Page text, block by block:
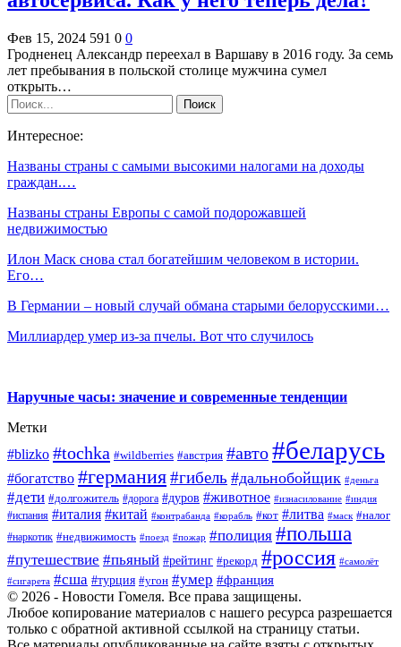
Фев 15, 2024 591 0 0
Гродненец Александр переехал в Варшаву в 2016 году. За семь
лет пребывания в польской столице мужчина сумел
открыть…
Интересное:
Названы страны с самыми высокими налогами на доходы
граждан.…
Названы страны Европы с самой подорожавшей
недвижимостью
Илон Маск снова стал богатейшим человеком в истории.
Его…
В Германии – новый случай обмана старыми белорусскими…
Миллиардер умер из-за пчелы. Вот что случилось
Наручные часы: значение и современные тенденции
Метки
#blizko #tochka #wildberries #австрия #авто#беларусь
#богатство #германия#гибель #дальнобойщик #деньга
#дети #долгожитель #дорога #дуров #животное #изнасилование #индия
#испания #италия #китай #контрабанда #корабль #кот #литва #маск #налог
#наркотик #недвижимость #поезд #пожар #полиция #польша
#путешествие #пьяный #рейтинг #рекорд #россия #самолёт
#сигарета #сша #турция #угон #умер #франция
© 2026 - Новости Гомеля. Все права защищены.
Любое копирование материалов с нашего ресурса разрешается
только с обратной активной ссылкой на страницу статьи.